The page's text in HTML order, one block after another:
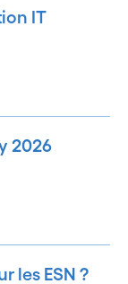
IT
2026
les ESN ?